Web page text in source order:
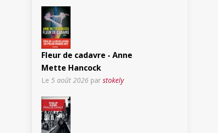
Fleur de cadavre - Anne
Mette Hancock
Le 5 août 2026 par stokely